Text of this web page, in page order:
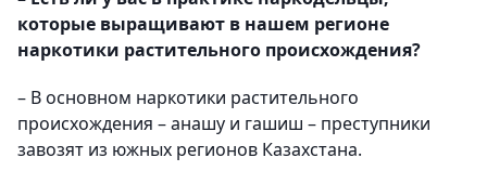
которые выращивают в нашем регионе
наркотики растительного происхождения?
– В основном наркотики растительного
происхождения – анашу и гашиш – преступники
завозят из южных регионов Казахстана.